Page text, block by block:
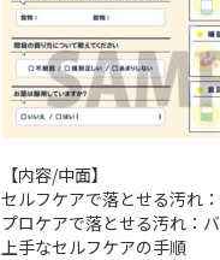
【内容/中面】
セルフケアで落とせる汚れ
プロケアで落とせる汚れ：
上手なセルフケアの手順